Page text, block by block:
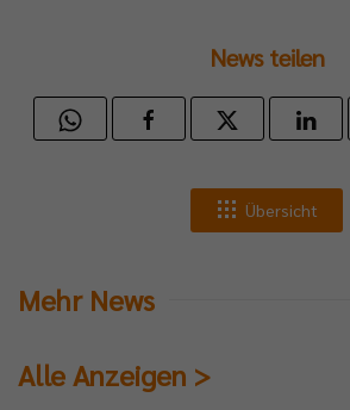
News teilen
Übersicht
Mehr News
Alle Anzeigen >